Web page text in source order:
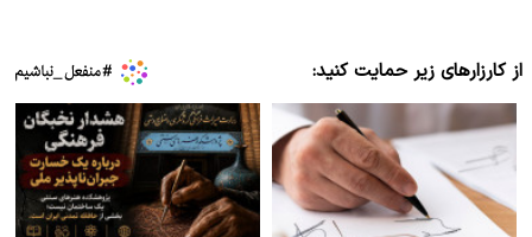
از کارزارهای زیر حمایت کنید: